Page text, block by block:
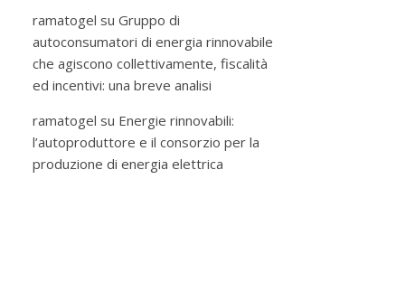
ramatogel su Gruppo di
autoconsumatori di energia rinnovabile
che agiscono collettivamente, fiscalità
ed incentivi: una breve analisi
ramatogel su Energie rinnovabili:
l’autoproduttore e il consorzio per la
produzione di energia elettrica